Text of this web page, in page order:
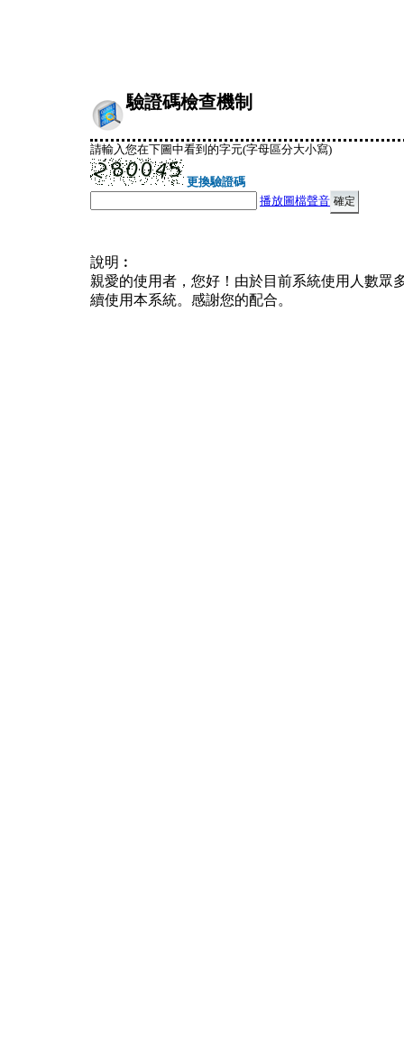
驗證碼檢查機制
請輸入您在下圖中看到的字元(字母區分大小寫)
更換驗證碼
播放圖檔聲音
說明︰
親愛的使用者，您好！由於目前系統使用人數眾
續使用本系統。感謝您的配合。